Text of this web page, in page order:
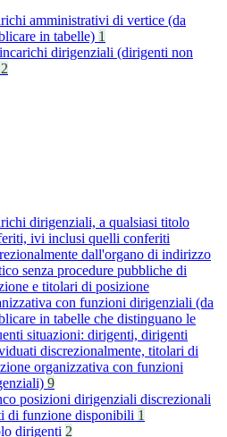
amministrativi di vertice (da
in tabelle) 1
dirigenziali (dirigenti non
dirigenziali, a qualsiasi titolo
ivi inclusi quelli conferiti
dall'organo di indirizzo
senza procedure pubbliche di
e titolari di posizione
con funzioni dirigenziali (da
in tabelle che distinguano le
situazioni: dirigenti, dirigenti
discrezionalmente, titolari di
organizzativa con funzioni
9
posizioni dirigenziali discrezionali
di funzione disponibili 1
dirigenti 2